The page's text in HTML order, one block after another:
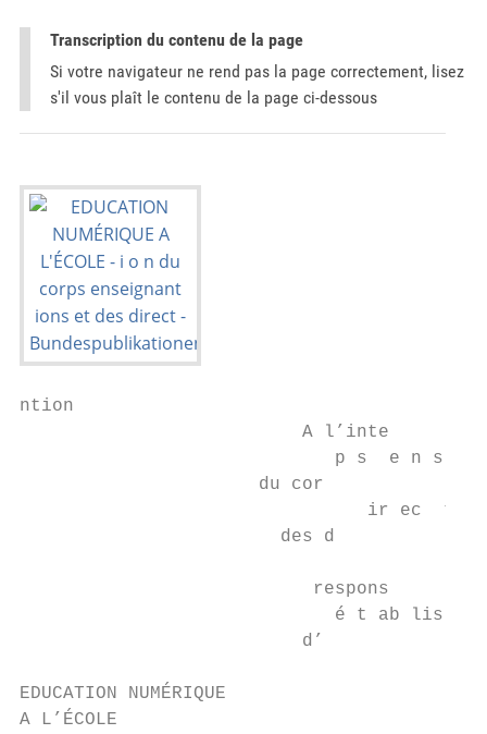
Transcription du contenu de la page
Si votre navigateur ne rend pas la page correctement, lisez
s'il vous plaît le contenu de la page ci-dessous
ntion
A l’inte
p s  e n s
du cor
                                ir ec  t i
                        des d
                           respons
é t ab lis
                          d’
EDUCATION NUMÉRIQUE
A L’ÉCOLE